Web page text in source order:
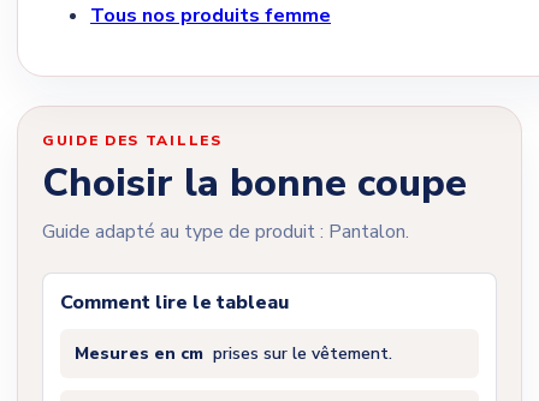
Tous nos produits femme
GUIDE DES TAILLES
Choisir la bonne coupe
Guide adapté au type de produit : Pantalon.
Comment lire le tableau
Mesures en cm prises sur le vêtement.